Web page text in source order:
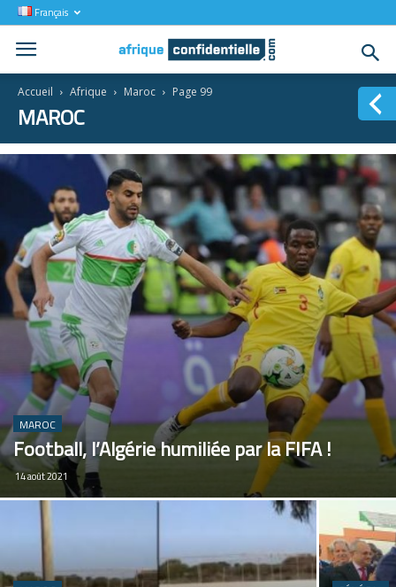
Français
Accueil Afrique Maroc Page 99
MAROC
MAROC
Football, l’Algérie humiliée par la FIFA !
14 août 2021